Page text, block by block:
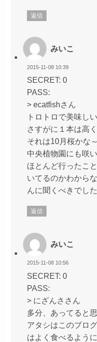
返信
みいこ
2015-11-08 10:39
SECRET: 0
PASS:
> ecatfishさん
トロトロで美味し
さすがに１本は高
それは10月桜かな
中央植物園にも咲
ほとんど行ったこ
いてるのかわから
んに聞くべきでし
返信
みいこ
2015-11-08 10:56
SECRET: 0
PASS:
> にざんささん
多分、あってると
アタシはこのブロ
はよく食べるよう